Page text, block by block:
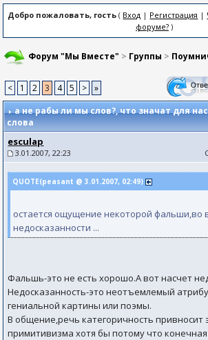
Добро пожаловать, гость ( Вход | Регистрация |
форуме?)
Форум "Мы Вместе" > Группы >
< 1 2 3 4 5 >
»
а не рабы ли мы слов?, что значат для нас
слова
esculap
3.01.2007, 22:23
QUOTE(peasant @ 3.01.2007, 02:49)
остается ощущение некоторой фальши,во
недосказанности ...
Фальшь-это не есть хорошо.А вот насчет
Недосказанность-это неотъемлемый
гениальной картины или поэмы.
В общение,речь категоричность привносит
примитивизма хотя бы потому что